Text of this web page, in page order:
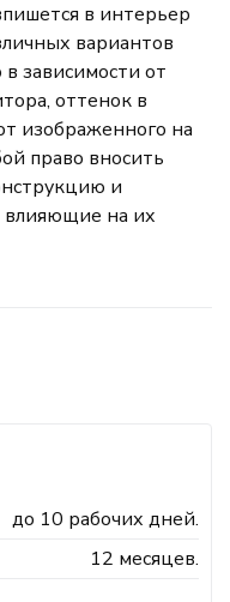
в интерьер
вариантов
зависимости от
оттенок в
изображенного на
право вносить
и
влияющие на их
до 10 рабочих дней.
12 месяцев.